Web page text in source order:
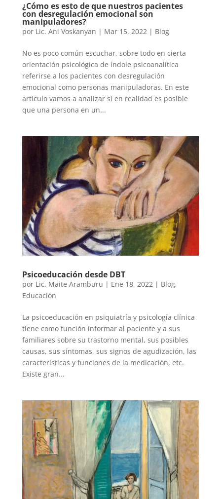
¿Cómo es esto de que nuestros pacientes
con desregulación emocional son
manipuladores?
por Lic. Ani Voskanyan | Mar 15, 2022| Blog
No es poco común escuchar, sobre todo en cierta
orientación psicológica de índole psicoanalítica
referirse a los pacientes con desregulación
emocional como personas manipuladoras. En este
artículo vamos a analizar si en realidad es posible
que una persona en un...
Psicoeducación desde DBT
por Lic. Maite Aramburu | Ene 18, 2022| Blog,
Educación
La psicoeducación en psiquiatría y psicología clínica
tiene como función informar al paciente y a sus
familiares sobre su trastorno mental, sus posibles
causas, sus síntomas, sus signos de agudización, las
características y funciones de la medicación, etc.
Existe gran...